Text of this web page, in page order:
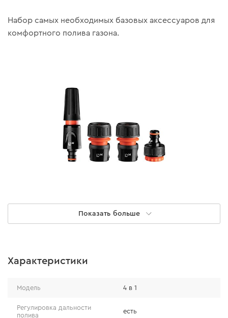
Набор самых необходимых базовых аксессуаров для
комфортного полива газона.
Комплектация
Коннектор с аквастопом 1/2"
Адаптер 1/2"-3/4"
Показать больше
Характеристики
Модель 4 в 1
Регулировка дальности
полива
есть